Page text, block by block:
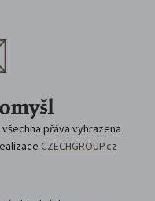
přáva vyhrazena
CZECHGROUP.cz